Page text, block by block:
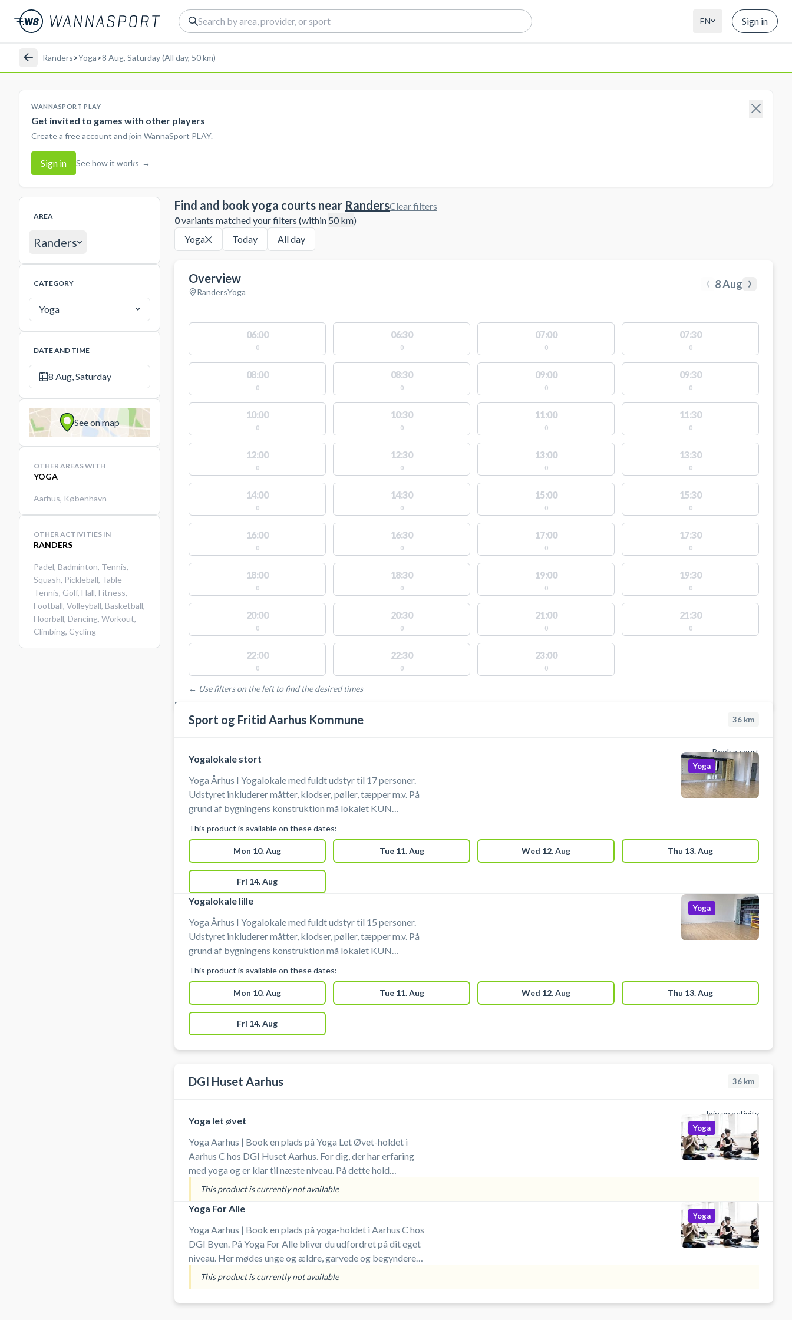
EN Sign in
Randers>Yoga>8 Aug, Saturday (All day, 50 km)
WANNASPORT PLAY
Get invited to games with other players
Create a free account and join WannaSport PLAY.
Sign in See how it works →
AREA
Randers
CATEGORY
Yoga
DATE AND TIME
8 Aug, Saturday
See on map
OTHER AREAS WITH
YOGA
Aarhus, København
OTHER ACTIVITIES IN
RANDERS
Padel, Badminton, Tennis,
Squash, Pickleball, Table
Tennis, Golf, Hall, Fitness,
Football, Volleyball, Basketball,
Floorball, Dancing, Workout,
Climbing, Cycling
Find and book yoga courts near Randers
0variants matched your filters (within 50km)
Clear filters
Yoga Today All day
Overview
RandersYoga ‹ 8 Aug ›
06:00
0
06:30
0
07:00
0
07:30
0
08:00
0
08:30
0
09:00
0
09:30
0
10:00
0
10:30
0
11:00
0
11:30
0
12:00
0
12:30
0
13:00
0
13:30
0
14:00
0
14:30
0
15:00
0
15:30
0
16:00
0
16:30
0
17:00
0
17:30
0
18:00
0
18:30
0
19:00
0
19:30
0
20:00
0
20:30
0
21:00
0
21:30
0
22:00
0
22:30
0
23:00
0
← Use filters on the left to find the desired times
FACILITIES WITH AVAILABLE ACTIVITIES
Sport og Fritid Aarhus Kommune 36 km
Book a court
Yogalokale stort
Yoga Århus I Yogalokale med fuldt udstyr til 17 personer.
Udstyret inkluderer måtter, klodser, pøller, tæpper m.v. På
grund af bygningens konstruktion må lokalet KUN
Yoga
This product is available on these dates:
Mon 10. Aug Tue 11. Aug Wed 12. Aug Thu 13. Aug
Fri 14. Aug
Yogalokale lille
Yoga Århus I Yogalokale med fuldt udstyr til 15 personer.
Udstyret inkluderer måtter, klodser, pøller, tæpper m.v. På
grund af bygningens konstruktion må lokalet KUN
Yoga
This product is available on these dates:
Mon 10. Aug Tue 11. Aug Wed 12. Aug Thu 13. Aug
Fri 14. Aug
DGI Huset Aarhus 36 km
Join an activity
Yoga let øvet
Yoga Aarhus | Book en plads på Yoga Let Øvet-holdet i
Aarhus C hos DGI Huset Aarhus. For dig, der har erfaring
med yoga og er klar til næste niveau. På dette hold
arbejder vi med balance, styrke og mere avancerede
yogastillinger i et fokuseret og dynamisk flow. Et perfekt
valg, hvis du vil udfordre både krop og koncentration.
Yoga
This product is currently not available
Yoga For Alle
Yoga Aarhus | Book en plads på yoga-holdet i Aarhus C hos
DGI Byen. På Yoga For Alle bliver du udfordret på dit eget
niveau. Her mødes unge og ældre, garvede og begyndere
alle sammen med det formål at få en god yoga oplevelse.
Yoga
This product is currently not available